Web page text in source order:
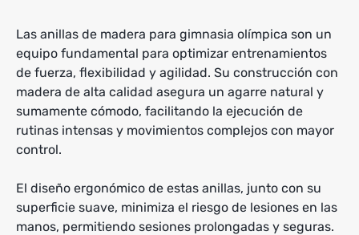
Las anillas de madera para gimnasia olímpica son un
equipo fundamental para optimizar entrenamientos
de fuerza, flexibilidad y agilidad. Su construcción con
madera de alta calidad asegura un agarre natural y
sumamente cómodo, facilitando la ejecución de
rutinas intensas y movimientos complejos con mayor
control.
El diseño ergonómico de estas anillas, junto con su
superficie suave, minimiza el riesgo de lesiones en las
manos, permitiendo sesiones prolongadas y seguras.